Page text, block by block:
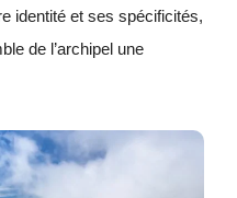
identité et ses spécificités,
de l’archipel une